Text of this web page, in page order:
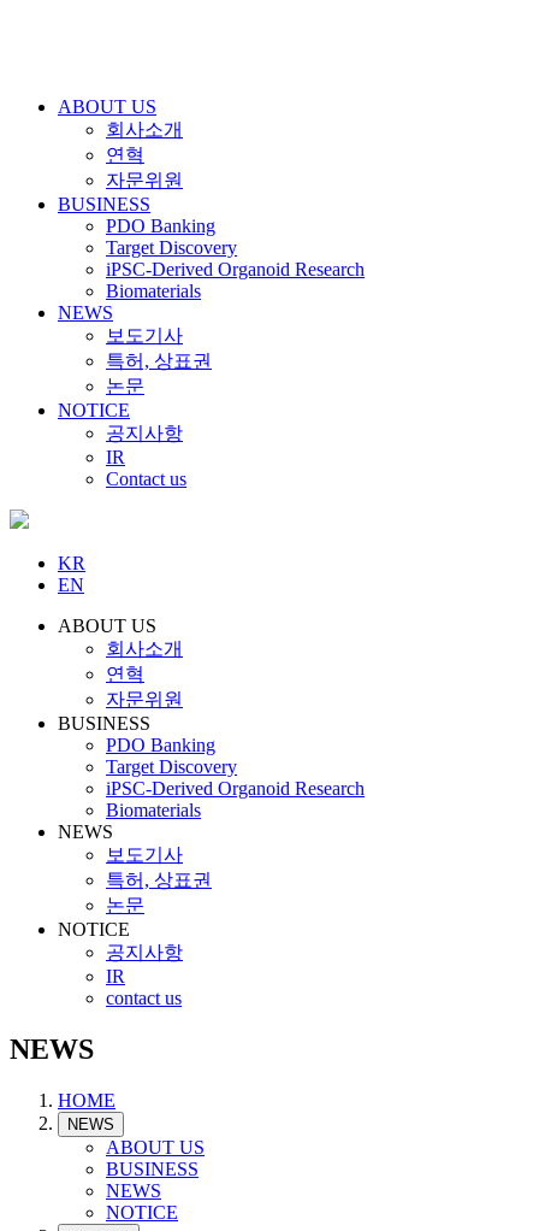
ABOUT US
회사소개
연혁
자문위원
BUSINESS
PDO Banking
Target Discovery
iPSC-Derived Organoid Research
Biomaterials
NEWS
보도기사
특허, 상표권
논문
NOTICE
공지사항
IR
Contact us
KR
EN
ABOUT US
회사소개
연혁
자문위원
BUSINESS
PDO Banking
Target Discovery
iPSC-Derived Organoid Research
Biomaterials
NEWS
보도기사
특허, 상표권
논문
NOTICE
공지사항
IR
contact us
NEWS
HOME
NEWS
ABOUT US
BUSINESS
NEWS
NOTICE